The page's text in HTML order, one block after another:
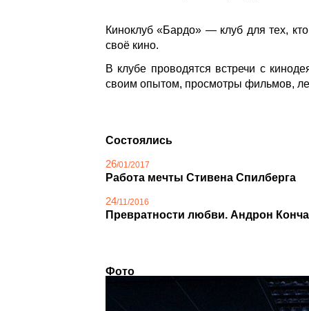
Киноклуб «Бардо» — клуб для тех,
своё кино.
В клубе проводятся встречи с
своим опытом, просмотры фильмов,
Состоялись
26/01/2017
Работа мечты Стивена Спилберга
24/11/2016
Превратности любви. Андрон
Фото